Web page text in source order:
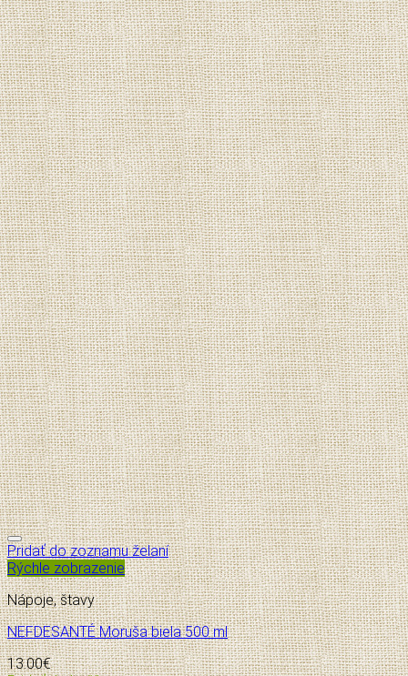
Pridať do zoznamu želaní
Rýchle zobrazenie
Nápoje, štavy
NEFDESANTÉ Moruša biela 500 ml
13.00€